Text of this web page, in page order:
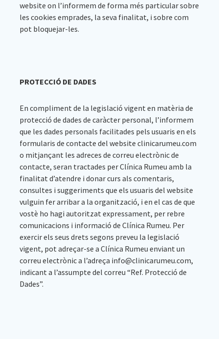
website on l’informem de forma més particular sobre
les cookies emprades, la seva finalitat, i sobre com
pot bloquejar-les.
PROTECCIÓ DE DADES
En compliment de la legislació vigent en matèria de
protecció de dades de caràcter personal, l’informem
que les dades personals facilitades pels usuaris en els
formularis de contacte del website clinicarumeu.com
o mitjançant les adreces de correu electrònic de
contacte, seran tractades per Clínica Rumeu amb la
finalitat d’atendre i donar curs als comentaris,
consultes i suggeriments que els usuaris del website
vulguin fer arribar a la organització, i en el cas de que
vostè ho hagi autoritzat expressament, per rebre
comunicacions i informació de Clínica Rumeu. Per
exercir els seus drets segons preveu la legislació
vigent, pot adreçar-se a Clínica Rumeu enviant un
correu electrònic a l’adreça info@clinicarumeu.com,
indicant a l’assumpte del correu “Ref. Protecció de
Dades”.